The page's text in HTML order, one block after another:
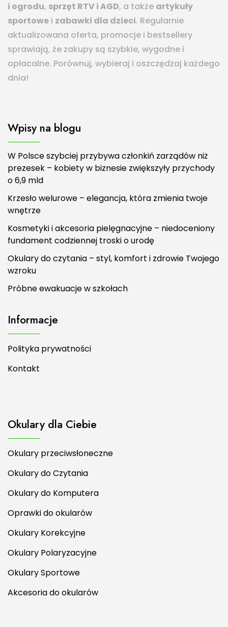
i ogrodu, sprzęt RTV i AGD, a także artykuły
sportowe i zabawki dla dzieci. Regularnie
aktualizowana oferta, promocje i bestsellery
sprawiają, że zakupy są szybkie, wygodne i
opłacalne. Porównuj, wybieraj i oszczędzaj każdego
dnia!
Wpisy na blogu
W Polsce szybciej przybywa członkiń zarządów niż
prezesek – kobiety w biznesie zwiększyły przychody
o 6,9 mld
Krzesło welurowe – elegancja, która zmienia twoje
wnętrze
Kosmetyki i akcesoria pielęgnacyjne – niedoceniony
fundament codziennej troski o urodę
Okulary do czytania – styl, komfort i zdrowie Twojego
wzroku
Próbne ewakuacje w szkołach
Informacje
Polityka prywatności
Kontakt
Okulary dla Ciebie
Okulary przeciwsłoneczne
Okulary do Czytania
Okulary do Komputera
Oprawki do okularów
Okulary Korekcyjne
Okulary Polaryzacyjne
Okulary Sportowe
Akcesoria do okularów